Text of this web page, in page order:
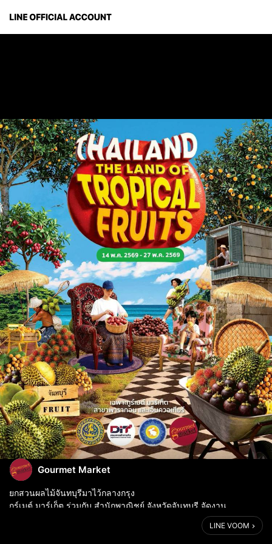
Gourmet Market
ยกสวนผลไม้จันทบุรีมาไว้กลางกรุง
กูร์เมต์ มาร์เก็ต ร่วมกับ สำนักพาณิชย์ จังหวัดจันทบุรี จัดงาน
“𝐓𝐇𝐀𝐈𝐋𝐀𝐍𝐃 : 𝐓𝐇𝐄 𝐋𝐀𝐍𝐃 𝐎𝐅 𝐓𝐑𝐎𝐏𝐈𝐂𝐀𝐋 𝐅𝐑𝐔𝐈𝐓𝐒” ภายในงาน
LINE VOOM